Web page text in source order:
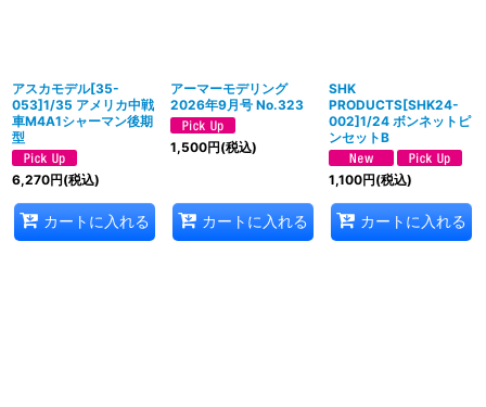
アスカモデル[35-
053]1/35 アメリカ中戦
車M4A1シャーマン後期
型
6,270円(税込)
カートに入れる
アーマーモデリング
2026年9月号 No.323
1,500円(税込)
カートに入れる
SHK
PRODUCTS[SHK24-
002]1/24 ボンネットピ
ンセットB
1,100円(税込)
カートに入れる